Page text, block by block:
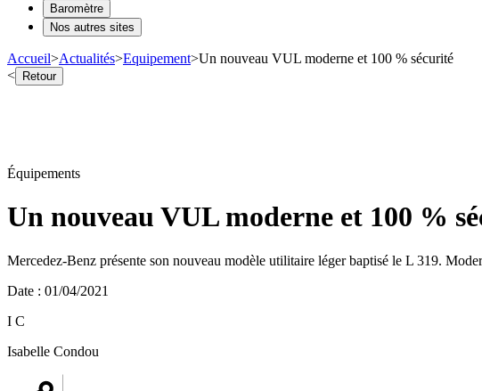
Baromètre
Nos autres sites
Accueil>Actualités>Equipement>Un nouveau VUL moderne et 100 % sécurité
< Retour
Équipements
Un nouveau VUL moderne et 100 %
Mercedez-Benz présente son nouveau modèle utilitaire léger baptisé le L 319.
Date : 01/04/2021
I C
Isabelle Condou